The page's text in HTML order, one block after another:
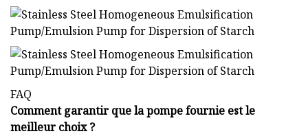
FAQ
Comment garantir que la pompe fournie est le
meilleur choix ?